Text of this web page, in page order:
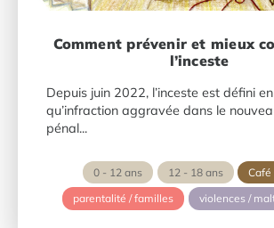
Comment prévenir et mieux
l’inceste
Depuis juin 2022, l’inceste est défini
qu’infraction aggravée dans le
pénal...
0 - 12 ans 12 - 18 ans
Café
parentalité / familles
violences /